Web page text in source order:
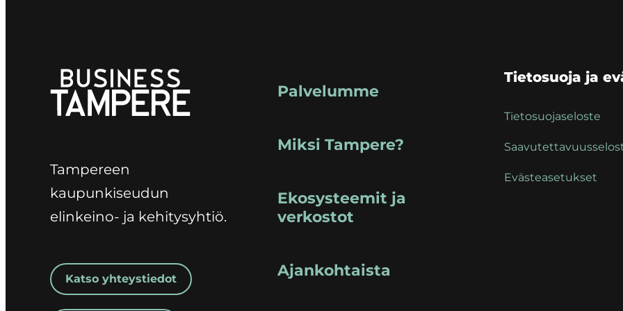
Tampereen
kaupunkiseudun
elinkeino- ja kehitysyhtiö.
Katso yhteystiedot
Palvelumme
Miksi Tampere?
Ekosysteemit ja
verkostot
Ajankohtaista
Tietosuoja ja
Tietosuojaseloste
Evästeasetukset